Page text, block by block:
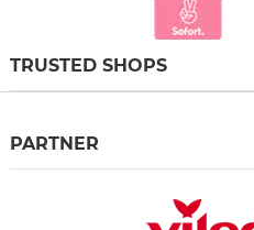
TRUSTED SHOPS
PARTNER